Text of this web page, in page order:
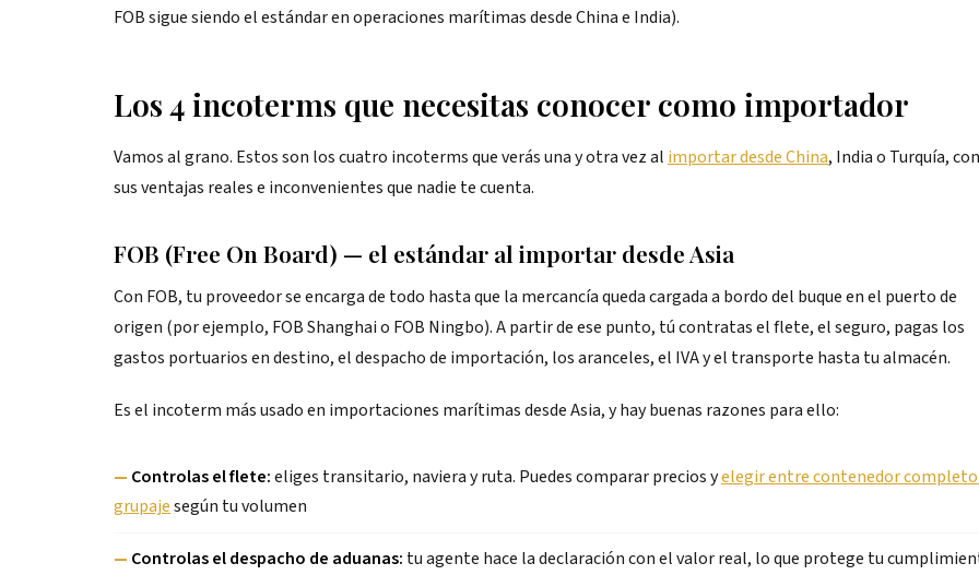
FOB sigue siendo el estándar en operaciones marítimas desde China e India).
Los 4 incoterms que necesitas conocer como importador
Vamos al grano. Estos son los cuatro incoterms que verás una y otra vez al importar desde China, India o Turquía, con
sus ventajas reales e inconvenientes que nadie te cuenta.
FOB (Free On Board) — el estándar al importar desde Asia
Con FOB, tu proveedor se encarga de todo hasta que la mercancía queda cargada a bordo del buque en el puerto de
origen (por ejemplo, FOB Shanghai o FOB Ningbo). A partir de ese punto, tú contratas el flete, el seguro, pagas los
gastos portuarios en destino, el despacho de importación, los aranceles, el IVA y el transporte hasta tu almacén.
Es el incoterm más usado en importaciones marítimas desde Asia, y hay buenas razones para ello:
— Controlas el flete:eliges transitario, naviera y ruta. Puedes comparar precios yelegir entre contenedor
grupajesegún tu volumen
— Controlas el despacho de aduanas: tu agente hace la declaración con el valor real, lo que protege tu